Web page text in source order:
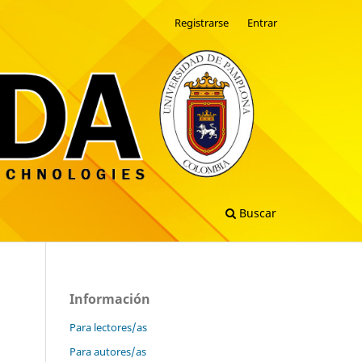
Buscar
Registrarse Entrar
Información
Para lectores/as
Para autores/as